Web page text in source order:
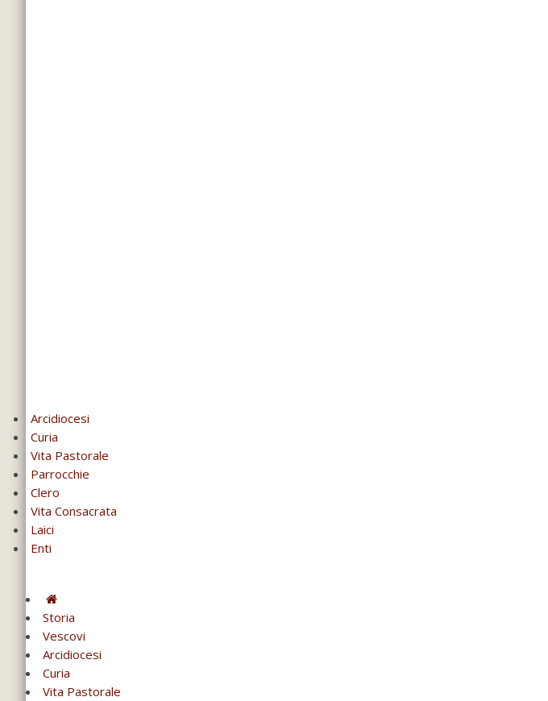
Arcidiocesi
Curia
Vita Pastorale
Parrocchie
Clero
Vita Consacrata
Laici
Enti
Storia
Vescovi
Arcidiocesi
Curia
Vita Pastorale